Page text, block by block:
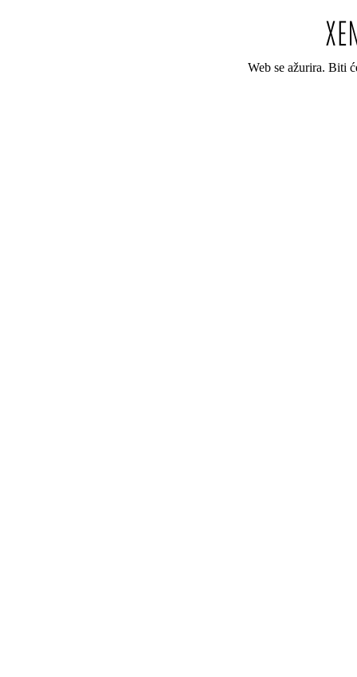
Web se ažurira. Biti